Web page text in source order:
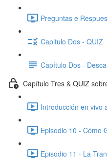
Preguntas e
Capitulo Dos - QUIZ
Capítulo Dos -
Capítulo Tres & QUIZ
Introducción en vivo
Episodio 10 - Cómo
Episodio 11 - La